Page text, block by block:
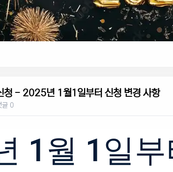
청 - 2025년 1월1일부터 신청 변경 사항
글 0
1월 1일